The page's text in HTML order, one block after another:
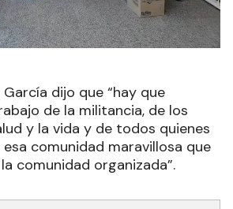
dijo que “hay que
de la militancia, de los
y la vida y de todos quienes
comunidad maravillosa que
comunidad organizada”.